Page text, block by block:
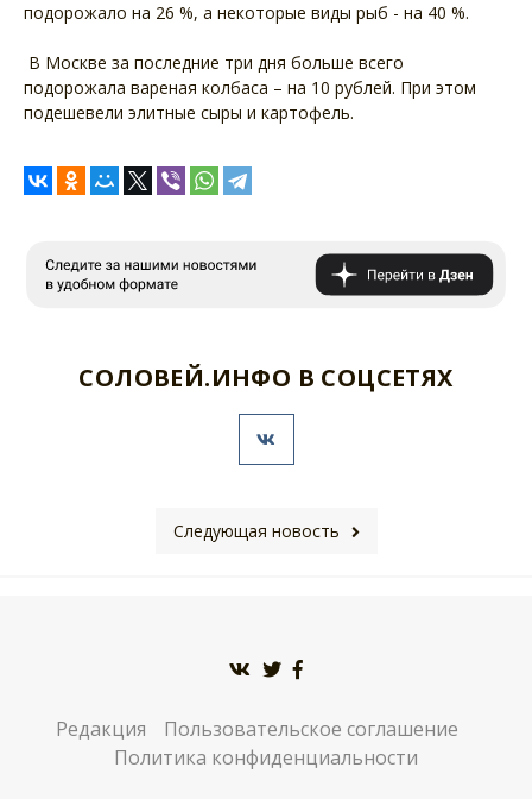
подорожало на 26 %, а некоторые виды рыб - на 40 %.
В Москве за последние три дня больше всего
подорожала вареная колбаса – на 10 рублей. При этом
подешевели элитные сыры и картофель.
СОЛОВЕЙ.ИНФО В СОЦСЕТЯХ
Следующая новость
Редакция
Пользовательское соглашение
Политика конфиденциальности